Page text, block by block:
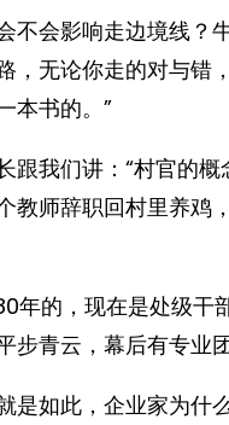
不会影响走边境线？
，无论你走的对与错
本书的。”
跟我们讲：“村官的
教师辞职回村里养鸡
年的，现在是处级干
步青云，幕后有专业
是如此，企业家为什